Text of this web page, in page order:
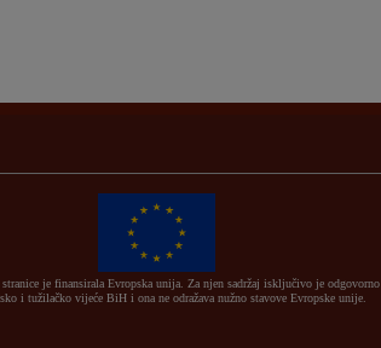
je finansirala Evropska unija. Za njen sadržaj isključivo je odgovorno
i tužilačko vijeće BiH i ona ne odražava nužno stavove Evropske unije.